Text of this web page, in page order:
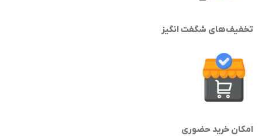
تخفیف‌های شگفت انگیز
امکان خرید حضوری